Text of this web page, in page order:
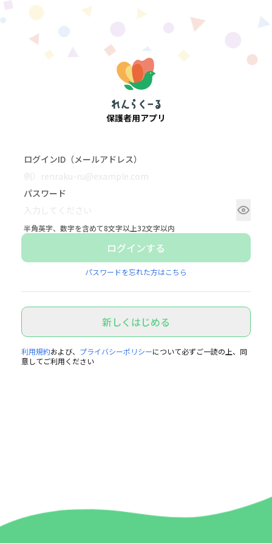
保護者用アプリ
ログインID（メールアドレス）
パスワード
半角英字、数字を含めて8文字以上32文字以内
ログインする
パスワードを忘れた方はこちら
新しくはじめる
利用規約および、 プライバシーポリシーについて必ずご一読の上、同
意してご利用ください